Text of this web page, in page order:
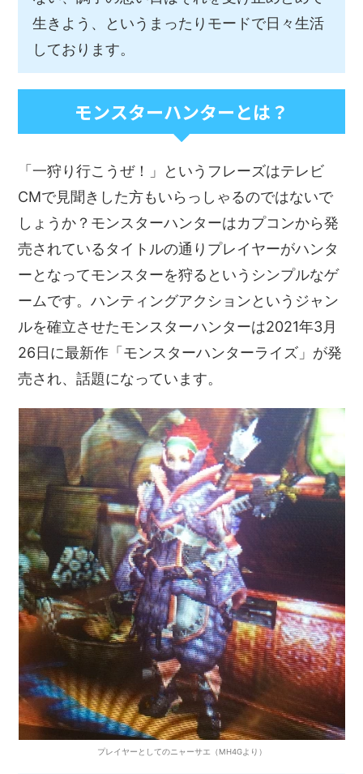
生きよう、というまったりモードで日々生活
しております。
モンスターハンターとは？
「一狩り行こうぜ！」というフレーズはテレビ
CMで見聞きした方もいらっしゃるのではないで
しょうか？モンスターハンターはカプコンから発
売されているタイトルの通りプレイヤーがハンタ
ーとなってモンスターを狩るというシンプルなゲ
ームです。ハンティングアクションというジャン
ルを確立させたモンスターハンターは2021年3月
26日に最新作「モンスターハンターライズ」が発
売され、話題になっています。
プレイヤーとしてのニャーサエ（MH4Gより）